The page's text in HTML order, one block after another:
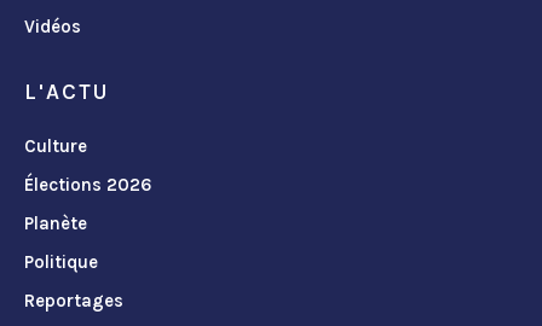
Vidéos
L'ACTU
Culture
Élections 2026
Planète
Politique
Reportages